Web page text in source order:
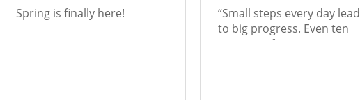
Spring is finally here!
“Small steps every day lead
to big progress. Even ten
minutes of practice can